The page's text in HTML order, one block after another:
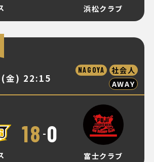
浜松クラブ
金) 22:15
NAGOYA
社会人
AWAY
18 - 0
富士クラブ